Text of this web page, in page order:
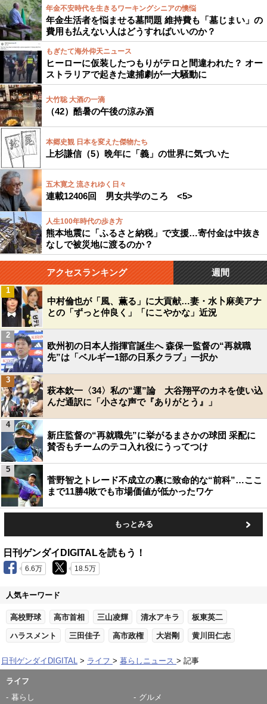
年金不安時代を生きるワーキングシニアの懊悩
年金生活者を悩ませる墓問題 維持費も「墓じまい」の
費用も払えない人はどうすればいいのか？
もぎたて海外仰天ニュース
ヒーローに仮装したつもりがテロと間違われた？ オー
ストラリアで起きた逮捕劇が一大騒動に
大竹聡 大酒の一滴
（42）酷暑の午後の涼み酒
本郷史観 日本を変えた傑物たち
上杉謙信（5）晩年に「義」の世界に気づいた
五木寛之 流されゆく日々
連載12406回 男女共学のころ <5>
人生100年時代の歩き方
熊本地震に「ふるさと納税」で支援…寄付金は中抜き
なしで被災地に渡るのか？
アクセスランキング 週間
中村倫也が「風、薫る」に大貢献…妻・水卜麻美アナ
との「ずっと仲良く」「にこやかな」近況
1
欧州初の日本人指揮官誕生へ 森保一監督の“再就職
先”は「ベルギー1部の日系クラブ」一択か
2
萩本欽一〈34〉私の“運”論 大谷翔平のカネを使い込
んだ通訳に「小さな声で『ありがとう』」
3
新庄監督の“再就職先”に挙がるまさかの球団 采配に
賛否もチームのテコ入れ役にうってつけ
4
菅野智之トレード不成立の裏に致命的な“前科”…ここ
まで11勝4敗でも市場価値が低かったワケ
5
もっとみる
日刊ゲンダイDIGITALを読もう！
6.6万 18.5万
人気キーワード
高校野球 高市首相 三山凌輝 清水アキラ 板東英二
ハラスメント 三田佳子 高市政権 大岩剛 黄川田仁志
日刊ゲンダイDIGITAL ライフ 暮らしニュース 記事
ライフ
暮らし
グルメ